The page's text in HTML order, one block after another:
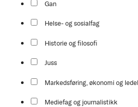
Gan
Helse- og sosialfag
Historie og filosofi
Juss
Markedsføring, økonomi og
Mediefag og journalistikk